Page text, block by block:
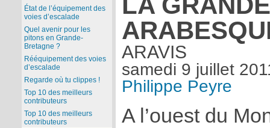
ARAVIS
samedi 9 juillet
Philippe Peyre
A l’ouest du
État de l’équipement des
voies d’escalade
Quel avenir pour les
pitons en Grande-
Bretagne ?
Rééquipement des voies
d’escalade
Regarde où tu clippes !
Top 10 des meilleurs
contributeurs
Top 10 des meilleurs
contributeurs